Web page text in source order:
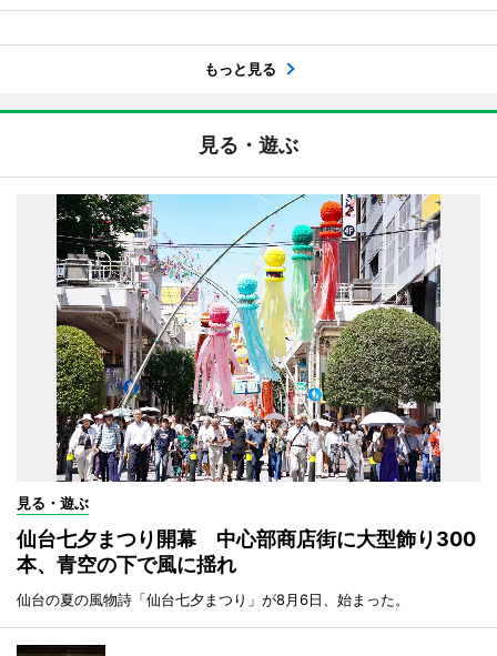
もっと見る
見る・遊ぶ
見る・遊ぶ
仙台七夕まつり開幕 中心部商店街に大型飾り300
本、青空の下で風に揺れ
仙台の夏の風物詩「仙台七夕まつり」が8月6日、始まった。